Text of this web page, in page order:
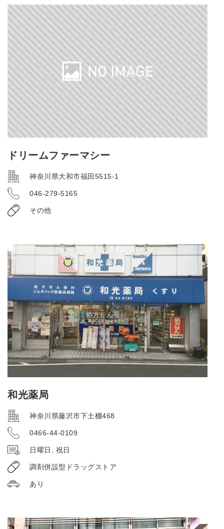
ドリームファーマシー
神奈川県大和市福田5515-1
046-279-5165
その他
和光薬局
神奈川県藤沢市下土棚468
0466-44-0109
日曜日, 祝日
調剤併設型ドラッグストア
あり